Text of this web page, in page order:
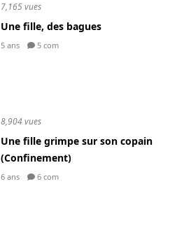
7,165 vues
Une fille, des bagues
5 ans 5 com
8,904 vues
Une fille grimpe sur son copain
(Confinement)
6 ans 6 com